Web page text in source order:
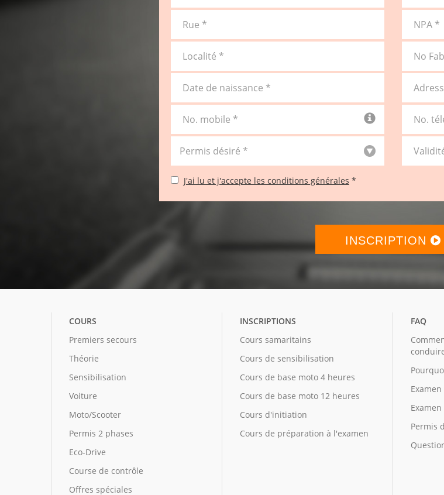
Rue * NPA *
Localité * No
Date de naissance *
No. mobile * No.
J'ai lu et j'accepte les conditions générales *
INSCRIPTION
COURS
Premiers secours
Théorie
Sensibilisation
Voiture
Moto/Scooter
Permis 2 phases
Eco-Drive
Course de contrôle
Offres spéciales
INSCRIPTIONS
Cours samaritains
Cours de sensibilisation
Cours de base moto 4 heures
Cours de base moto 12 heures
Cours d'initiation
Cours de préparation à l'examen
FAQ
Permis